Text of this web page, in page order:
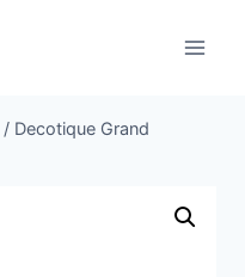
/ Decotique Grand